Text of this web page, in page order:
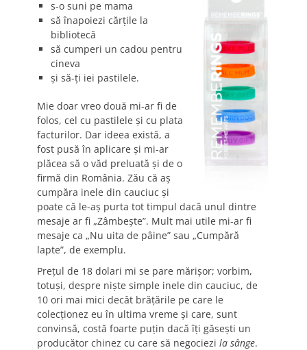
s-o suni pe mama
să înapoiezi cărţile la
bibliotecă
să cumperi un cadou pentru
cineva
şi să-ţi iei pastilele.
Mie doar vreo două mi-ar fi de
folos, cel cu pastilele şi cu plata
facturilor. Dar ideea există, a
fost pusă în aplicare şi mi-ar
plăcea să o văd preluată şi de o
firmă din România. Zău că aş
cumpăra inele din cauciuc şi
poate că le-aş purta tot timpul dacă unul dintre
mesaje ar fi „Zâmbeşte”. Mult mai utile mi-ar fi
mesaje ca „Nu uita de pâine” sau „Cumpără
lapte”, de exemplu.
Preţul de 18 dolari mi se pare mărişor; vorbim,
totuşi, despre nişte simple inele din cauciuc, de
10 ori mai mici decât brăţările pe care le
colecţionez eu în ultima vreme şi care, sunt
convinsă, costă foarte puţin dacă îţi găseşti un
producător chinez cu care să negociezi la sânge.